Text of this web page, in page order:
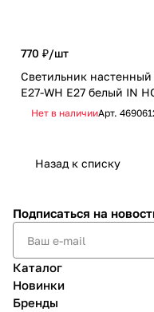
770 ₽/шт
Светильник настенный
E27-WH Е27 белый IN
Нет в наличииАрт.
Назад к списку
Подписаться на
Каталог
Новинки
Бренды